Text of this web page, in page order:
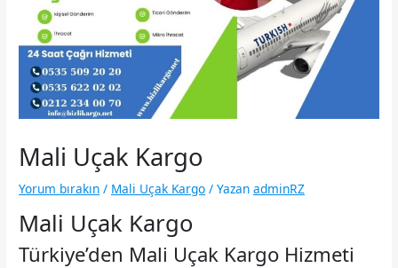
Mali Uçak Kargo
Yorum bırakın / Mali Uçak Kargo / Yazan adminRZ
Mali Uçak Kargo
Türkiye’den Mali Uçak Kargo Hizmeti